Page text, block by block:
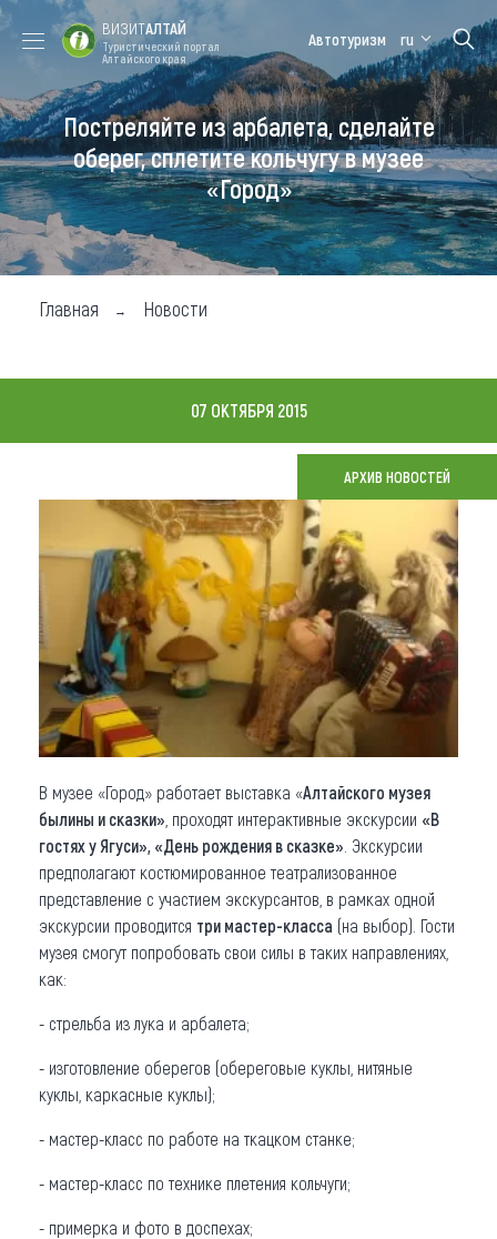
Форум VISIT
ALTAI
Цветение
маральника
Медицинский
форум
Алтайская
зимовка
Туры
Где побывать
Чем заняться
Карта
Что привезти (сувениры)
О регионе
Коллекция впечатлений
Другие рубрики
ВИЗИТАЛТАЙ
Туристический портал
Алтайского края
Автотуризм ru
Постреляйте из арбалета, сделайте
оберег, сплетите кольчугу в музее
«Город»
Главная Новости
07 ОКТЯБРЯ 2015
АРХИВ НОВОСТЕЙ
В музее «Город» работает выставка «Алтайского музея
былины и сказки» , проходят интерактивные экскурсии «В
гостях у Ягуси», «День рождения в сказке» . Экскурсии
предполагают костюмированное театрализованное
представление с участием экскурсантов, в рамках одной
экскурсии проводится три мастер-класса (на выбор). Гости
музея смогут попробовать свои силы в таких направлениях,
как:
- стрельба из лука и арбалета;
- изготовление оберегов (обереговые куклы, нитяные
куклы, каркасные куклы);
- мастер-класс по работе на ткацком станке;
- мастер-класс по технике плетения кольчуги;
- примерка и фото в доспехах;